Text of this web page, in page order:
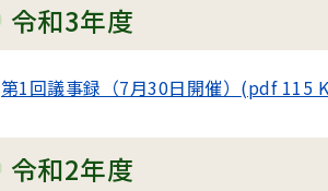
令和3年度
第1回議事録（7月30日開催） (pdf 115
令和2年度